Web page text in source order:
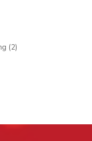
(2)